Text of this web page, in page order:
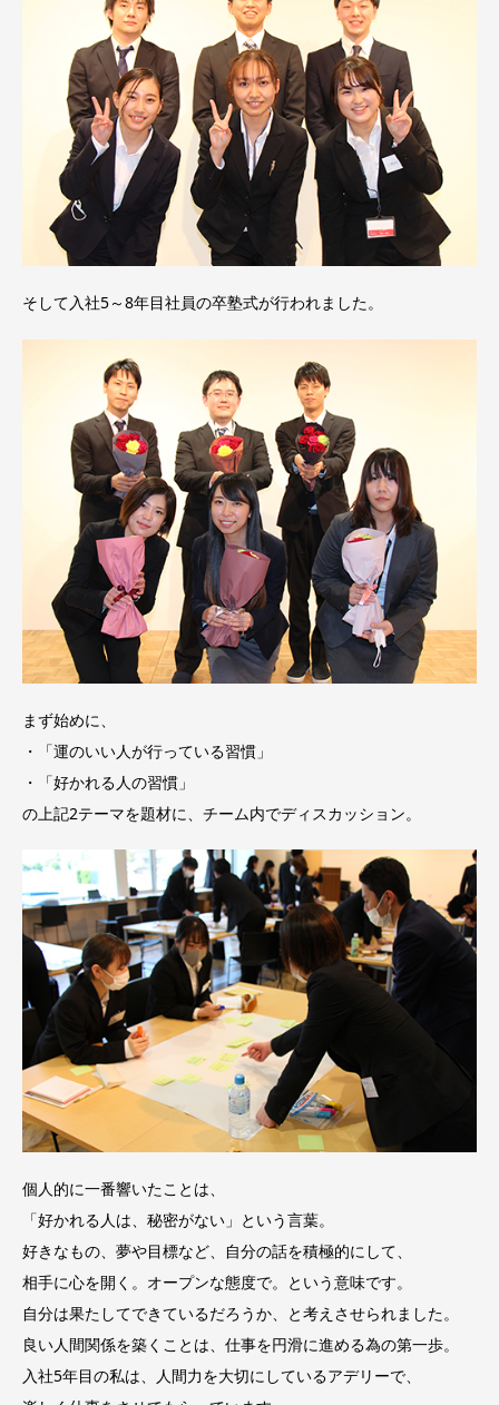
そして入社5～8年目社員の卒塾式が行われました。
まず始めに、
・「運のいい人が行っている習慣」
・「好かれる人の習慣」
の上記2テーマを題材に、チーム内でディスカッション。
個人的に一番響いたことは、
「好かれる人は、秘密がない」という言葉。
好きなもの、夢や目標など、自分の話を積極的にして、
相手に心を開く。オープンな態度で。という意味です。
自分は果たしてできているだろうか、と考えさせられました。
良い人間関係を築くことは、仕事を円滑に進める為の第一歩。
入社5年目の私は、人間力を大切にしているアデリーで、